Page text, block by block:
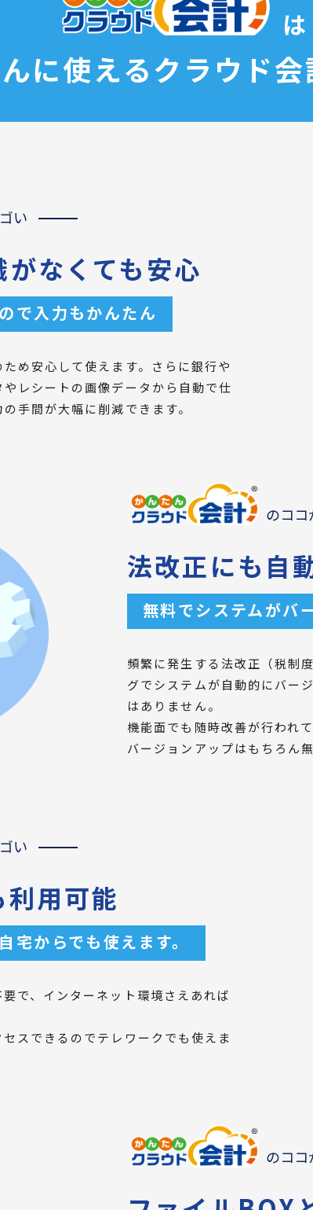
は
に使えるクラウド会
い
なくても安心
で入力もかんたん
め安心して使えます。さらに銀行や
レシートの画像データから自動で仕
手間が大幅に削減できます。
のココ
法改正にも自
無料でシステムがバ
頻繁に発生する法改正（税制
グでシステムが自動的にバー
はありません。
機能面でも随時改善が行われて
バージョンアップはもちろん無
い
用可能
宅からでも使えます。
で、インターネット環境さえあれば
スできるのでテレワークでも使えま
のココ